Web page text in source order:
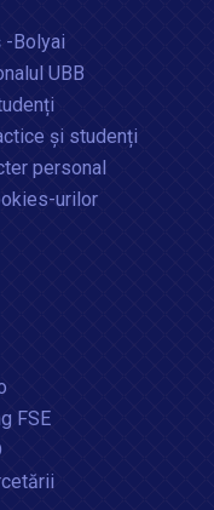
-Bolyai
UBB
și studenți
personal
urilor
FSE